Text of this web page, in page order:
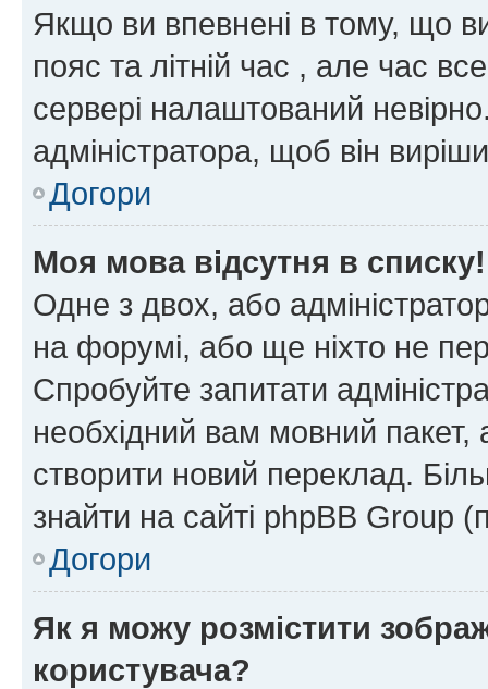
Якщо ви впевнені в тому, що
пояс та літній час , але час
сервері налаштований
адміністратора, щоб він
Догори
Моя мова відсутня в списку!
Одне з двох, або
на форумі, або ще ніхто не
Спробуйте запитати
необхідний вам мовний
створити новий переклад.
знайти на сайті phpBB Group
Догори
Як я можу розмістити
користувача?